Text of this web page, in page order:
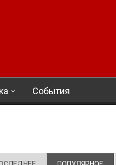
События